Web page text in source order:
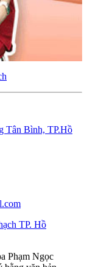
Tân Bình, TP.Hồ
TP. Hồ
Phạm Ngọc